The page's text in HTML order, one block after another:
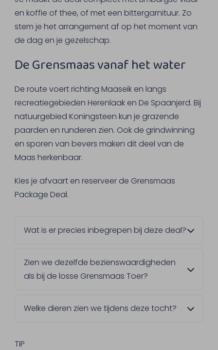
en koffie of thee, of met een bittergarnituur. Zo
stem je het arrangement af op het moment van
de dag en je gezelschap.
De Grensmaas vanaf het water
De route voert richting Maaseik en langs
recreatiegebieden Herenlaak en De Spaanjerd. Bij
natuurgebied Koningsteen kun je grazende
paarden en runderen zien. Ook de grindwinning
en sporen van bevers maken dit deel van de
Maas herkenbaar.
Kies je afvaart en reserveer de Grensmaas
Package Deal.
Wat is er precies inbegrepen bij deze deal?
met ham of kaas, een broodje kroket, en de
keuze tussen Limburgse vlaai of
consumpties naar keuze, met uitzondering
Zien we dezelfde bezienswaardigheden
als bij de losse Grensmaas Toer?
enige verschil is dat bij deze Package Deal
Welke dieren zien we tijdens deze tocht?
Gallowayrunderen en Konikpaarden. Met
TIP